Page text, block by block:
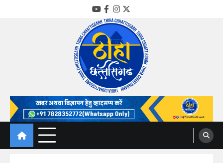
YouTube
Facebook
Instagram
Twitter
Thiha Chhattisgarh
गोठ जन-जन के